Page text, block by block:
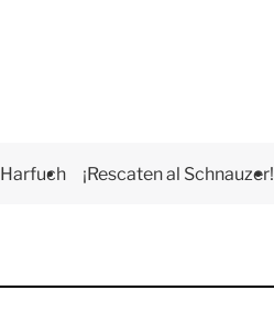
¡Rescaten al Schnauzer!